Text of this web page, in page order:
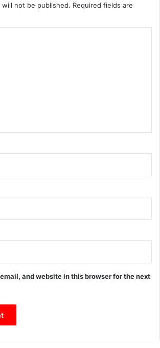
will not be published. Required fields are
and website in this browser for the next